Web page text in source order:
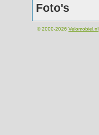
Foto's
© 2000-2026 Velomobiel.nl